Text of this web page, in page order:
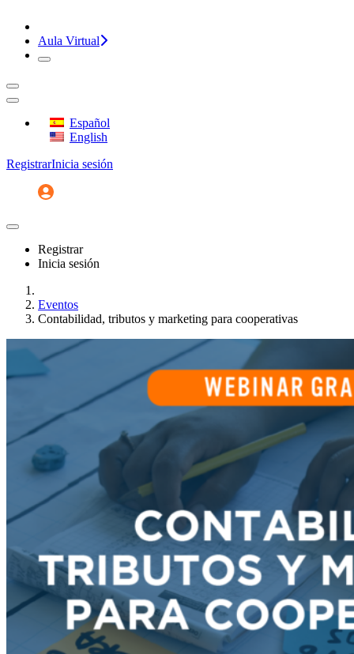
Aula Virtual
Español
English
RegistrarInicia sesión
Registrar
Inicia sesión
Eventos
Contabilidad, tributos y marketing para cooperativas